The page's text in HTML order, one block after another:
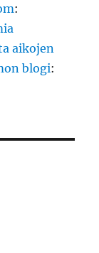
:
aikojen
blogi: